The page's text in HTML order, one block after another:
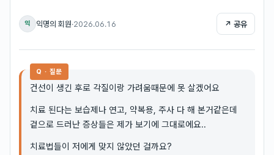
익 익명의 회원·2026.06.16 ↗ 공유
Q · 질문
건선이 생긴 후로 각질이랑 가려움때문에 못 살겠어요
치료 된다는 보습제나 연고, 약복용, 주사 다 해 본거같은데
겉으로 드러난 증상들은 제가 보기에 그대로에요..
치료법들이 저에게 맞지 않았던 걸까요?